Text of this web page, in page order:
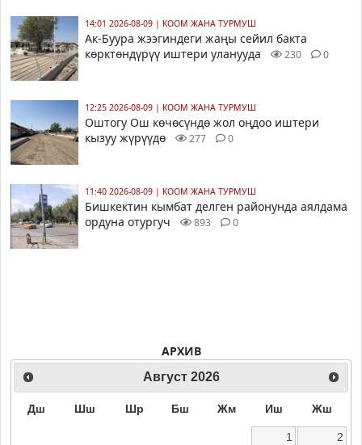
14:01 2026-08-09 | КООМ ЖАНА ТУРМУШ
Ак-Буура жээгиндеги жаңы сейил бакта
көрктөндүрүү иштери уланууда
230 0
12:25 2026-08-09 | КООМ ЖАНА ТУРМУШ
Оштогу Ош көчөсүндө жол оңдоо иштери
кызуу жүрүүдө
277 0
11:40 2026-08-09 | КООМ ЖАНА ТУРМУШ
Бишкектин кымбат делген районунда аялдама
ордуна отургуч
893 0
АРХИВ
Август 2026
Дш Шш Шр Бш Жм Иш Жш
1
2